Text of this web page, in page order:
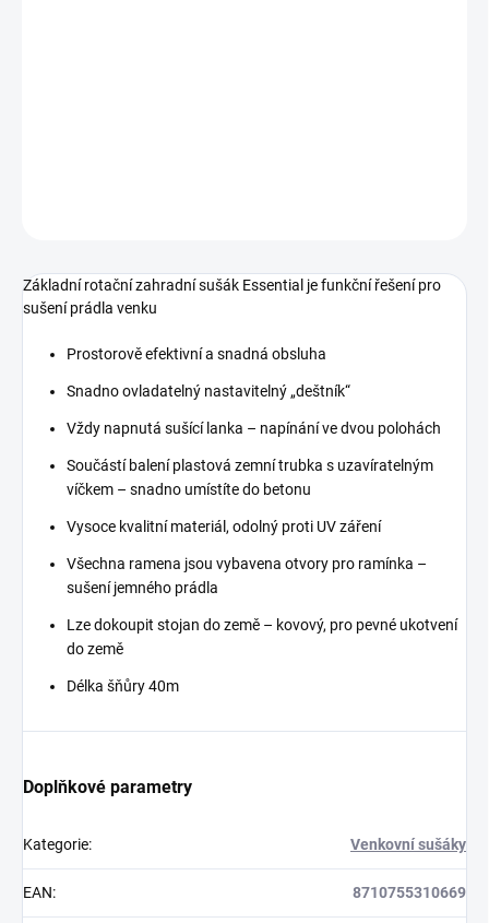
Základní rotační zahradní sušák Essential je funkční řešení pro
sušení prádla venku
Prostorově efektivní a snadná obsluha
Snadno ovladatelný nastavitelný „deštník“
Vždy napnutá sušící lanka – napínání ve dvou polohách
Součástí balení plastová zemní trubka s uzavíratelným
víčkem – snadno umístíte do betonu
Vysoce kvalitní materiál, odolný proti UV záření
Všechna ramena jsou vybavena otvory pro ramínka –
sušení jemného prádla
Lze dokoupit stojan do země – kovový, pro pevné ukotvení
do země
Délka šňůry 40m
Doplňkové parametry
Kategorie: Venkovní sušáky
EAN: 8710755310669